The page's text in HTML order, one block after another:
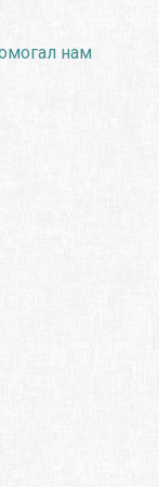
нам